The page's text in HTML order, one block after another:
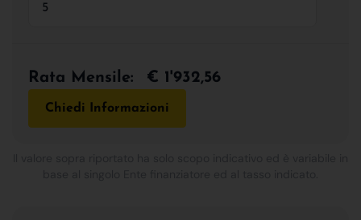
Rata Mensile: € 1'932,56
Chiedi Informazioni